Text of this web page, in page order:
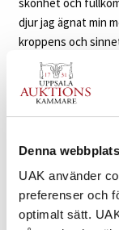
Denna
UAK använder
preferenser och
optimalt sätt.
skönhet och
djur jag ägnat min
kroppens och
vilda djuret – och
gråstrimmiga utan
rörelser äro av
Hans böljande
uttryck genom det
med dess säregna
djärva tatuering i all
frid. Men han är